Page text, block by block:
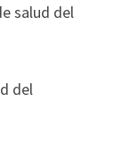
salud del
del